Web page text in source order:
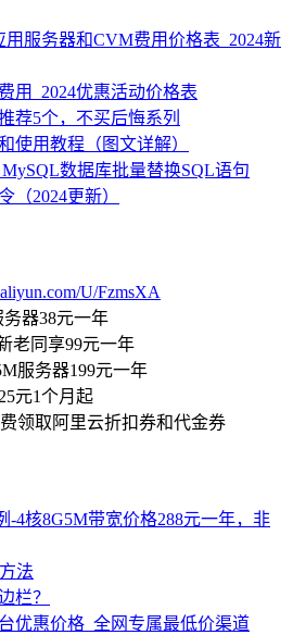
用服务器和CVM费用价格表_2024新
用_2024优惠活动价格表
荐5个，不买后悔系列
使用教程（图文详解）
MySQL数据库批量替换SQL语句
（2024更新）
U/FzmsXA
务器38元一年
老同享99元一年
服务器199元一年
元1个月起
领取阿里云折扣券和代金券
-4核8G5M带宽价格288元一年，非
法
栏？
优惠价格_全网专属最低价渠道